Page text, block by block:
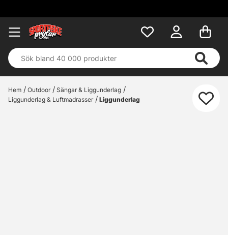
Hem Outdoor
Sängar & Liggunderlag
Liggunderlag & Luftmadrasser
Liggunderlag